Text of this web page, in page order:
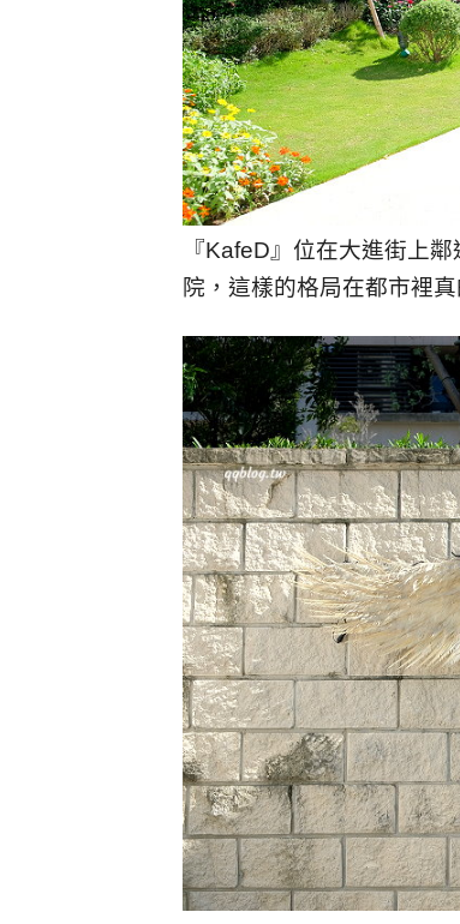
『KafeD』位在大進街上
院，這樣的格局在都市裡